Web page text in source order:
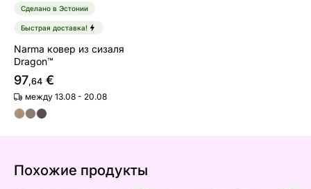
Сделано в Эстонии
Быстрая доставка!
Narma ковер из сизаля
Dragon™
97,64 €
между 13.08 - 20.08
Похожие продукты